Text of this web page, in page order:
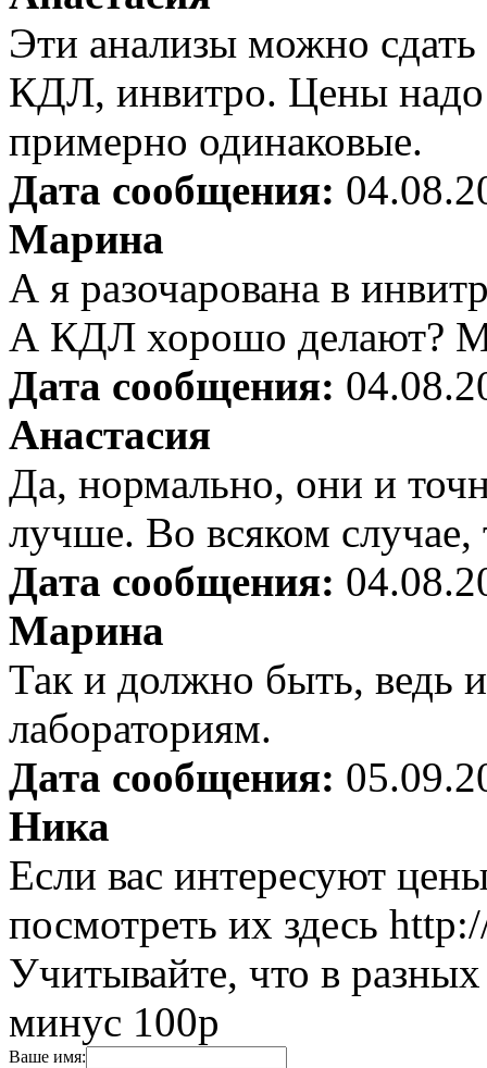
Эти анализы можно
КДЛ, инвитро. Цены надо
примерно одинаковые.
Дата сообщения:
Марина
А я разочарована в
А КДЛ хорошо делают?
Дата сообщения:
Анастасия
Да, нормально, они и
лучше. Во всяком случае,
Дата сообщения:
Марина
Так и должно быть, ведь
лабораториям.
Дата сообщения:
Ника
Если вас интересуют
посмотреть их здесь
Учитывайте, что в
минус 100р
Ваше имя: